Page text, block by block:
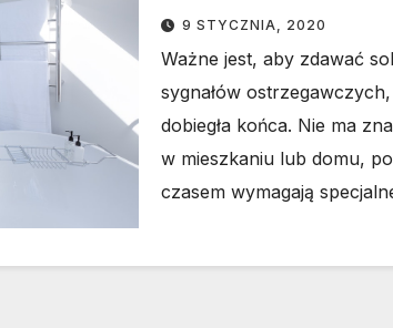
9 STYCZNIA, 2020
Ważne jest, aby zdawać
sygnałów
dobiegła końca. Nie ma
w mieszkaniu lub domu,
czasem wymagają